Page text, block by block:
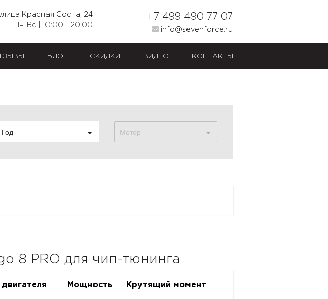
Красная Сосна, 24
Пн-Вс | 10:00 - 20:00
+7 499 490 77 07
info@sevenforce.ru
БЛОГ СКИДКИ ВИДЕО КОНТАКТЫ
Год Мотор
8 PRO для чип-тюнинга
Мощность Крутящий момент